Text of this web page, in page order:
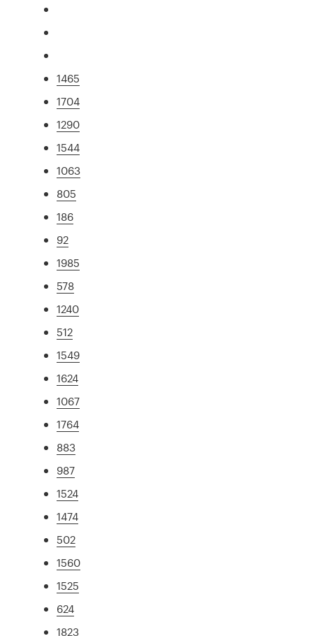
1465
1704
1290
1544
1063
805
186
92
1985
578
1240
512
1549
1624
1067
1764
883
987
1524
1474
502
1560
1525
624
1823